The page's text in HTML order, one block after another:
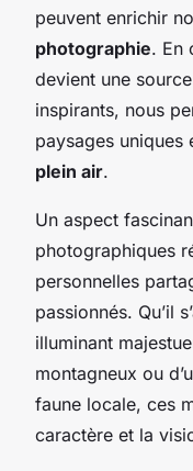
peuvent enrichir
photographie. En
devient une
inspirants, nous
paysages uniques
plein air.
Un aspect
photographiques
personnelles
passionnés. Qu’il
illuminant
montagneux ou
faune locale, ces
caractère et la